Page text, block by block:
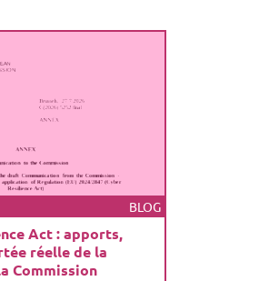
BLOG
Act : apports,
réelle de la
Commission